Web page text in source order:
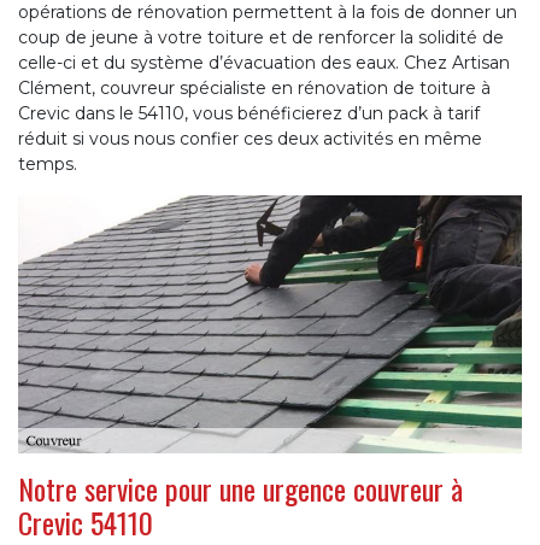
opérations de rénovation permettent à la fois de donner un
coup de jeune à votre toiture et de renforcer la solidité de
celle-ci et du système d’évacuation des eaux. Chez Artisan
Clément, couvreur spécialiste en rénovation de toiture à
Crevic dans le 54110, vous bénéficierez d’un pack à tarif
réduit si vous nous confier ces deux activités en même
temps.
Notre service pour une urgence couvreur à
Crevic 54110